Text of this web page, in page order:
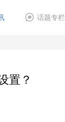
话题专栏
置？